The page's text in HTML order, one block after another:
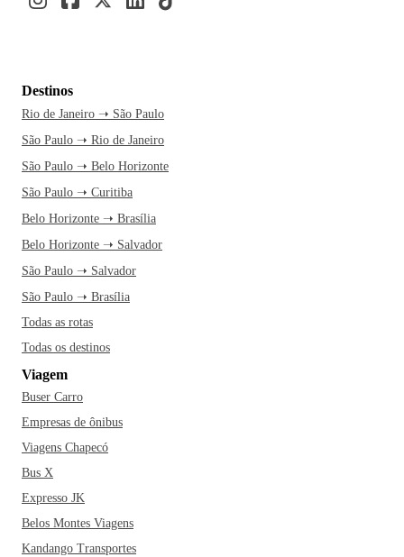
Destinos
Rio de Janeiro ➝ São Paulo
São Paulo ➝ Rio de Janeiro
São Paulo ➝ Belo Horizonte
São Paulo ➝ Curitiba
Belo Horizonte ➝ Brasília
Belo Horizonte ➝ Salvador
São Paulo ➝ Salvador
São Paulo ➝ Brasília
Todas as rotas
Todas os destinos
Viagem
Buser Carro
Empresas de ônibus
Viagens Chapecó
Bus X
Expresso JK
Belos Montes Viagens
Kandango Transportes